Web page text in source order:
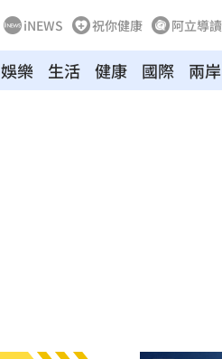
iNEWS 祝你健康 阿立導讀
娛樂 生活 健康 國際 兩岸